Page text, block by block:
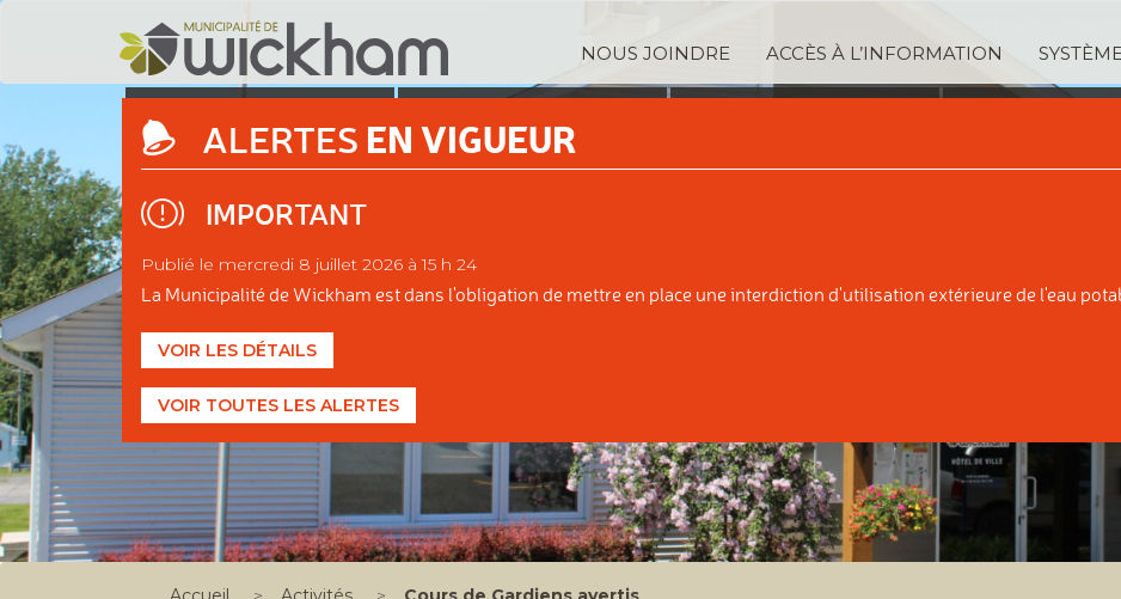
NOUS JOINDRE ACCÈS À L’INFORMATION
WICKHAM
MUNICIPALE
ALERTES EN VIGUEUR
IMPORTANT
Publié le mercredi 8 juillet 2026 à 15 h 24
La Municipalité de Wickham est dans l'obligation de mettre en place une interdiction d'utilisation extérieure de l'eau
VOIR LES DÉTAILS
VOIR TOUTES LES ALERTES